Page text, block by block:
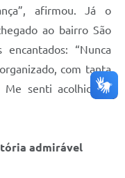
afirmou. Já o
ao bairro São
“Nunca
com tanta
Me senti acolhido e
admirável